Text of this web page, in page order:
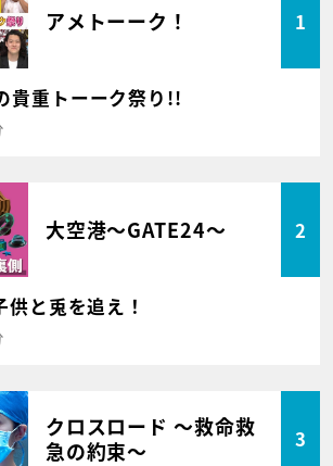
アメトーーク！ 1
貴重トーーク祭り!!
大空港～GATE24～ 2
と兎を追え！
クロスロード ～救命救
急の約束～
3